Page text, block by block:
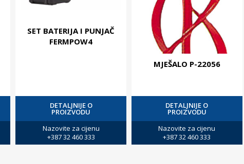
SET BATERIJA I PUNJAČ
FERMPOW4
DETALJNIJE O
PROIZVODU
Nazovite za cijenu
+387 32 460 333
MJEŠALO P-22056
DETALJNIJE O
PROIZVODU
Nazovite za cijenu
+387 32 460 333